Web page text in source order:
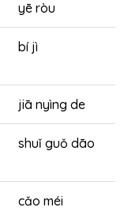
yē ròu
bí jì
jiā nyìng de
shuǐ guǒ dāo
cǎo méi